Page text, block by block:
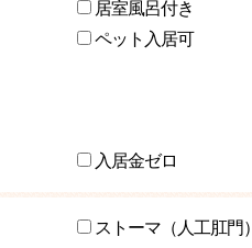
居室風呂付き
ペット入居可
入居金ゼロ
ストーマ（人工肛門）